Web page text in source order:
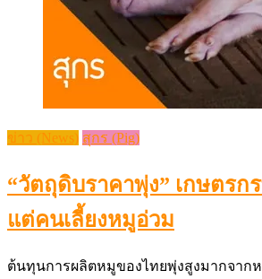
ข่าว (News) สุกร (Pig)
“วัตถุดิบราคาพุ่ง” เกษตรก
แต่คนเลี้ยงหมูอ่วม
ต้นทุนการผลิตหมูของไทยพุ่งสูงมากจากห